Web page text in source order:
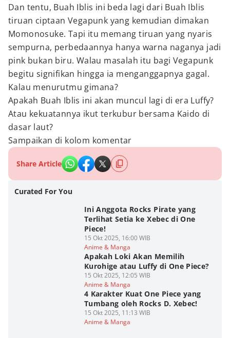
Dan tentu, Buah Iblis ini beda lagi dari Buah Iblis
tiruan ciptaan Vegapunk yang kemudian dimakan
Momonosuke. Tapi itu memang tiruan yang nyaris
sempurna, perbedaannya hanya warna naganya jadi
pink bukan biru. Walau masalah itu bagi Vegapunk
begitu signifikan hingga ia menganggapnya gagal.
Kalau menurutmu gimana?
Apakah Buah Iblis ini akan muncul lagi di era Luffy?
Atau kekuatannya ikut terkubur bersama Kaido di
dasar laut?
Sampaikan di kolom komentar
Share Article
Curated For You
Ini Anggota Rocks Pirate yang
Terlihat Setia ke Xebec di One
Piece!
15 Okt 2025, 16:00 WIB
Anime & Manga
Apakah Loki Akan Memilih
Kurohige atau Luffy di One Piece?
15 Okt 2025, 12:05 WIB
Anime & Manga
4 Karakter Kuat One Piece yang
Tumbang oleh Rocks D. Xebec!
15 Okt 2025, 11:13 WIB
Anime & Manga